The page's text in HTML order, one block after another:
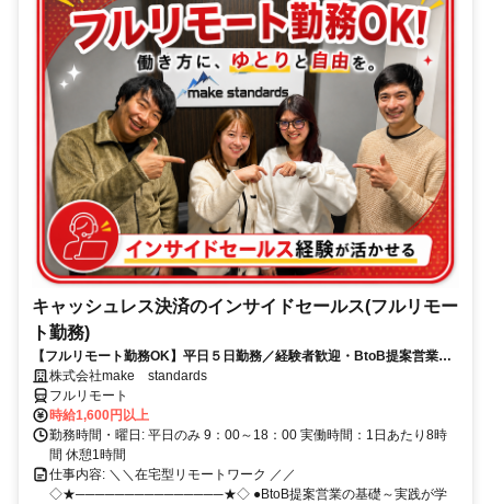
キャッシュレス決済のインサイドセールス(フルリモー
ト勤務)
【フルリモート勤務OK】平日５日勤務／経験者歓迎・BtoB提案営業で
スキルアップ
株式会社make standards
フルリモート
時給1,600円以上
勤務時間・曜日: 平日のみ 9：00～18：00 実働時間：1日あたり8時
間 休憩1時間
仕事内容: ＼＼在宅型リモートワーク ／／
◇★───────────────★◇ ●BtoB提案営業の基礎～実践が学